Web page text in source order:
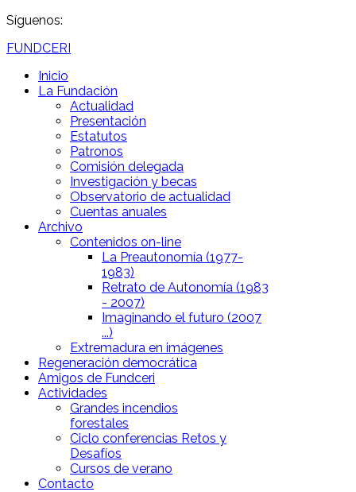
Síguenos:
FUNDCERI
Inicio
La Fundación
Actualidad
Presentación
Estatutos
Patronos
Comisión delegada
Investigación y becas
Observatorio de actualidad
Cuentas anuales
Archivo
Contenidos on-line
La Preautonomía (1977-
1983)
Retrato de Autonomía (1983
- 2007)
Imaginando el futuro (2007
...)
Extremadura en imágenes
Regeneración democrática
Amigos de Fundceri
Actividades
Grandes incendios
forestales
Ciclo conferencias Retos y
Desafíos
Cursos de verano
Contacto